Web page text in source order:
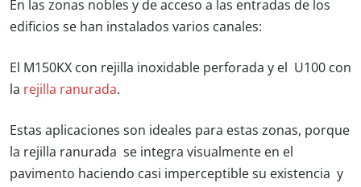
En las zonas nobles y de acceso a las entradas de los
edificios se han instalados varios canales:
El M150KX con rejilla inoxidable perforada y el U100 con
la rejilla ranurada.
Estas aplicaciones son ideales para estas zonas, porque
la rejilla ranurada se integra visualmente en el
pavimento haciendo casi imperceptible su existencia y